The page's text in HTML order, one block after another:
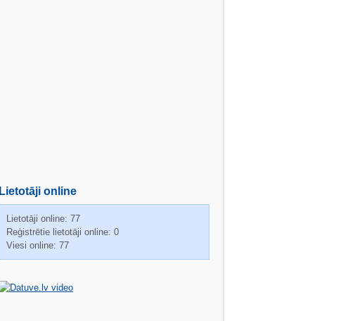
Lietotāji online
Lietotāji online: 77
Reģistrētie lietotāji online: 0
Viesi online: 77